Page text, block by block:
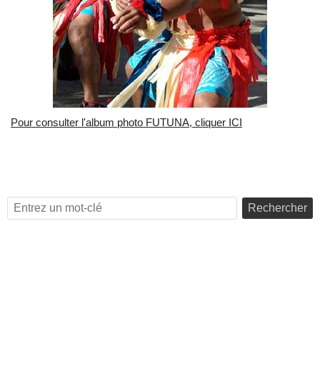
Pour consulter l'album photo FUTUNA, cliquer ICI
Rechercher